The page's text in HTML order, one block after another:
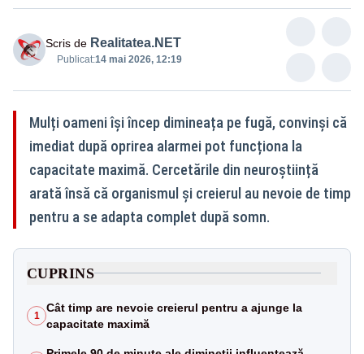
Scris de Realitatea.NET
Publicat:14 mai 2026, 12:19
Mulți oameni își încep dimineața pe fugă, convinși că
imediat după oprirea alarmei pot funcționa la
capacitate maximă. Cercetările din neuroștiință
arată însă că organismul și creierul au nevoie de timp
pentru a se adapta complet după somn.
CUPRINS
1
Cât timp are nevoie creierul pentru a ajunge la
capacitate maximă